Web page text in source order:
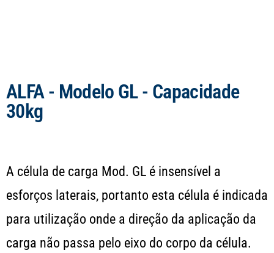
ALFA - Modelo GL - Capacidade
30kg
A célula de carga Mod. GL é insensível a
esforços laterais, portanto esta célula é indicada
para utilização onde a direção da aplicação da
carga não passa pelo eixo do corpo da célula.